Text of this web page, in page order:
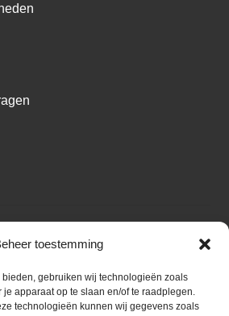
toestemming
gebruiken wij technologieën zoals
apparaat op te slaan en/of te raadplegen.
technologieën kunnen wij gegevens zoals